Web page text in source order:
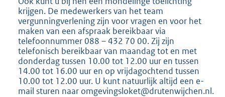
krijgen. De medewerkers van het team
vergunningverlening zijn voor vragen en voor het
maken van een afspraak bereikbaar via
telefoonnummer 088 – 432 70 00. Zij zijn
telefonisch bereikbaar van maandag tot en met
donderdag tussen 10.00 tot 12.00 uur en tussen
14.00 tot 16.00 uur en op vrijdagochtend tussen
10.00 tot 12.00 uur. U kunt natuurlijk altijd een e-
mail sturen naar omgevingsloket@drutenwijchen.nl.